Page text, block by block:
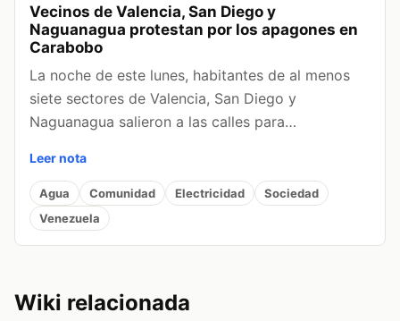
Vecinos de Valencia, San Diego y
Naguanagua protestan por los apagones en
Carabobo
La noche de este lunes, habitantes de al menos
siete sectores de Valencia, San Diego y
Naguanagua salieron a las calles para…
Leer nota
Agua Comunidad Electricidad
Sociedad
Venezuela
Wiki relacionada